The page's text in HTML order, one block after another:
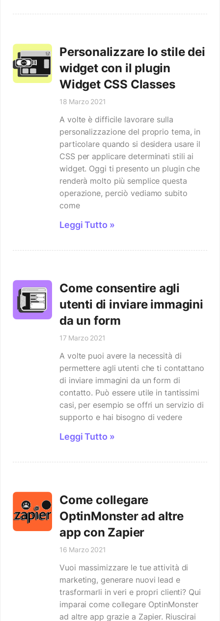
Personalizzare lo stile dei
widget con il plugin
Widget CSS Classes
18 Marzo 2021
A volte è difficile lavorare sulla
personalizzazione del proprio tema, in
particolare quando si desidera usare il
CSS per applicare determinati stili ai
widget. Oggi ti presento un plugin che
renderà molto più semplice questa
operazione, perciò vediamo subito
come
Leggi Tutto »
Come consentire agli
utenti di inviare immagini
da un form
17 Marzo 2021
A volte puoi avere la necessità di
permettere agli utenti che ti contattano
di inviare immagini da un form di
contatto. Può essere utile in tantissimi
casi, per esempio se offri un servizio di
supporto e hai bisogno di vedere
Leggi Tutto »
Come collegare
OptinMonster ad altre
app con Zapier
16 Marzo 2021
Vuoi massimizzare le tue attività di
marketing, generare nuovi lead e
trasformarli in veri e propri clienti? Qui
imparai come collegare OptinMonster
ad altre app grazie a Zapier. Riuscirai